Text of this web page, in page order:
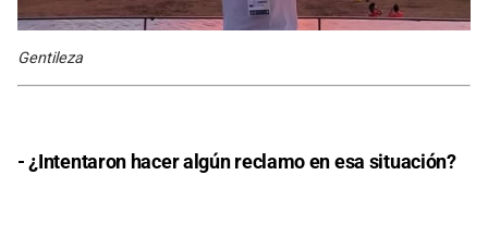
Gentileza
- ¿Intentaron hacer algún reclamo en esa situación?